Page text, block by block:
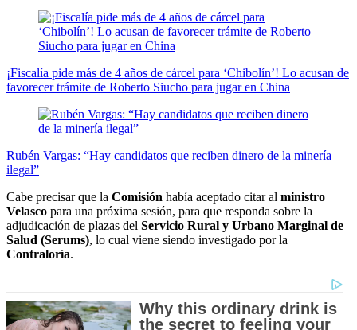
¡Fiscalía pide más de 4 años de cárcel para ‘Chibolín’! Lo acusan de
favorecer trámite de Roberto Siucho para jugar en China
Rubén Vargas: “Hay candidatos que reciben dinero de la minería
ilegal”
Cabe precisar que la Comisión había aceptado citar al ministro
Velasco para una próxima sesión, para que responda sobre la
adjudicación de plazas del Servicio Rural y Urbano Marginal de
Salud (Serums), lo cual viene siendo investigado por la
Contraloría.